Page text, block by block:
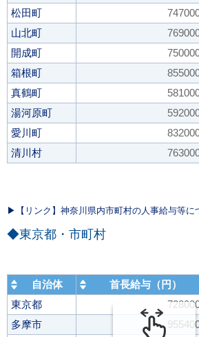
松田町
山北町
開成町
箱根町
真鶴町
湯河原町
愛川町
清川村
▶︎【リンク】神奈川県内市町村の人事給与等に
◆東京都・市町村
自治体 首長給与（円）
東京都
多摩市